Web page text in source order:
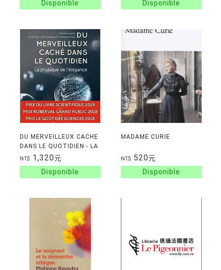
DU MERVEILLEUX CACHE
DANS LE QUOTIDIEN - LA
PHYSIQUE DE
L'ELEGANCE
NT$ 1,320元
MADAME CURIE
NT$ 520元